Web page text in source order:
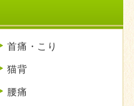
首痛・こり
猫背
腰痛